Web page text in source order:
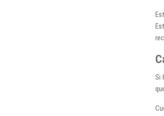
Si